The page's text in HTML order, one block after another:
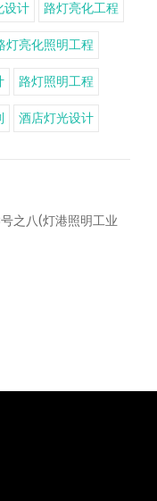
设计 路灯亮化工程
灯亮化照明工程
路灯照明工程
酒店灯光设计
之八(灯港照明工业